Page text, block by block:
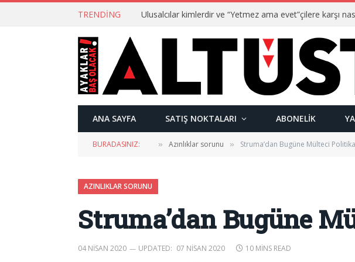
TRENDING
ANA SAYFA SATIŞ NOKTALARI ABONELIK
BURADASINIZ: » Azınlıklar sorunu » Struma’dan Bugüne Mülteci
AZINLIKLAR SORUNU
Struma’dan Bugüne
04 NISAN 2020 UPDATED: 07 NISAN 2020 10 MINS READ